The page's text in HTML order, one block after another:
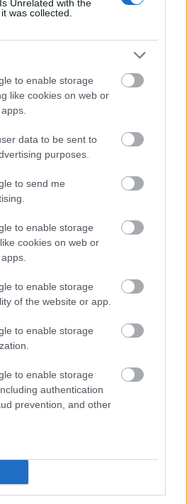
Unrelated with the
was collected.
to enable storage
like cookies on web or
data to be sent to
purposes.
to send me
to enable storage
cookies on web or
to enable storage
of the website or app.
to enable storage
to enable storage
authentication
prevention, and other
Dr Henry Ting,
πτήση με επιβάτες που
τα μέτρα προστασίας στο
της
είναι λιγότερο από ένα
επιβατών μεταξύ